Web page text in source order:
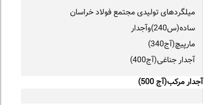
میلگردهای تولیدی مجتمع فولاد خراسان
ساده(س240)وآجدار
مارپیچ(آج340)
آجدار جناغی(آج400)
آجدار مرکب(آج 500)